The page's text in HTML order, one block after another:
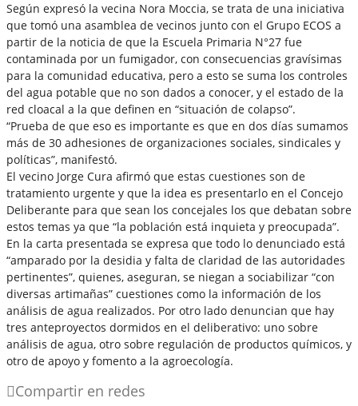
Según expresó la vecina Nora Moccia, se trata de una iniciativa
que tomó una asamblea de vecinos junto con el Grupo ECOS a
partir de la noticia de que la Escuela Primaria N°27 fue
contaminada por un fumigador, con consecuencias gravísimas
para la comunidad educativa, pero a esto se suma los controles
del agua potable que no son dados a conocer, y el estado de la
red cloacal a la que definen en “situación de colapso”.
“Prueba de que eso es importante es que en dos días sumamos
más de 30 adhesiones de organizaciones sociales, sindicales y
políticas”, manifestó.
El vecino Jorge Cura afirmó que estas cuestiones son de
tratamiento urgente y que la idea es presentarlo en el Concejo
Deliberante para que sean los concejales los que debatan sobre
estos temas ya que “la población está inquieta y preocupada”.
En la carta presentada se expresa que todo lo denunciado está
“amparado por la desidia y falta de claridad de las autoridades
pertinentes”, quienes, aseguran, se niegan a sociabilizar “con
diversas artimañas” cuestiones como la información de los
análisis de agua realizados. Por otro lado denuncian que hay
tres anteproyectos dormidos en el deliberativo: uno sobre
análisis de agua, otro sobre regulación de productos químicos, y
otro de apoyo y fomento a la agroecología.
Compartir en redes